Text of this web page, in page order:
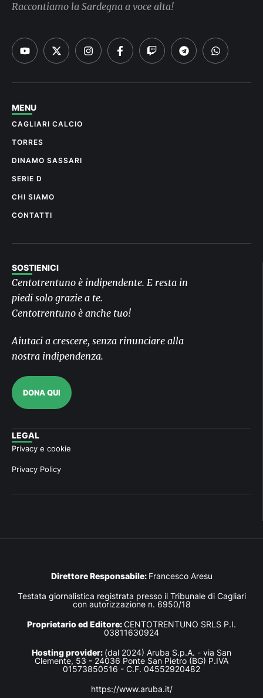
Raccontiamo la Sardegna a voce alta!
MENU
CAGLIARI CALCIO
TORRES
DINAMO SASSARI
SERIE D
CHI SIAMO
CONTATTI
SOSTIENICI
Centotrentuno è indipendente. E resta in
piedi solo grazie a te.
Centotrentuno è anche tuo!
Aiutaci a crescere, senza rinunciare alla
nostra indipendenza.
DONA QUI
LEGAL
Privacy e cookie
Privacy Policy
Direttore Responsabile: Francesco Aresu
Testata giornalistica registrata presso il Tribunale di Cagliari
con autorizzazione n. 6950/18
Proprietario ed Editore:CENTOTRENTUNO SRLS P.I.
03811630924
Hosting provider: (dal 2024) Aruba S.p.A. - via San
Clemente, 53 - 24036 Ponte San Pietro (BG) P.IVA
01573850516 - C.F. 04552920482
https://www.aruba.it/